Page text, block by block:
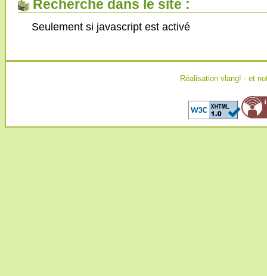
Recherche dans le site :
Seulement si javascript est activé
Réalisation vlang! - et